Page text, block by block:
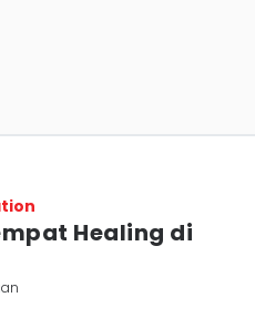
Healing di